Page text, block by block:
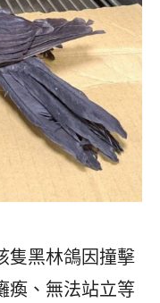
隻黑林鴿因撞擊
瘓、無法站立等